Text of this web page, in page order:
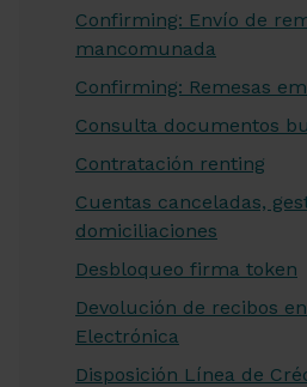
Confirming: Envío de
mancomunada
Confirming: Remesas
Consulta documentos
Contratación renting
Cuentas canceladas,
domiciliaciones
Desbloqueo firma token
Devolución de recibos
Electrónica
Disposición Línea de